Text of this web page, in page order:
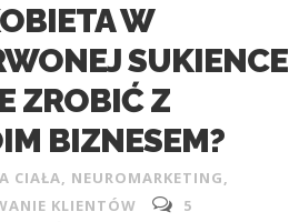
W
SUKIENCE
ZROBIĆ Z
BIZNESEM?
CIAŁA, NEUROMARKETING,
KLIENTÓW
5